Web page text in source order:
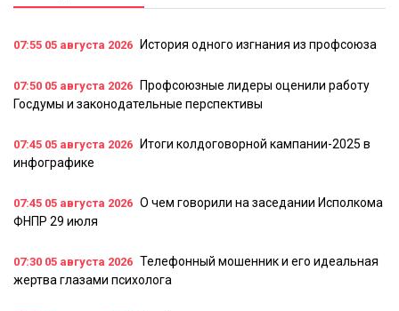
07:55 05 августа 2026 История одного изгнания из профсоюза
07:50 05 августа 2026
Профсоюзные лидеры оценили работу
Госдумы и законодательные перспективы
07:45 05 августа 2026
Итоги колдоговорной кампании-2025 в
инфографике
07:45 05 августа 2026 О чем говорили на заседании Исполкома
ФНПР 29 июля
07:30 05 августа 2026 Телефонный мошенник и его идеальная
жертва глазами психолога